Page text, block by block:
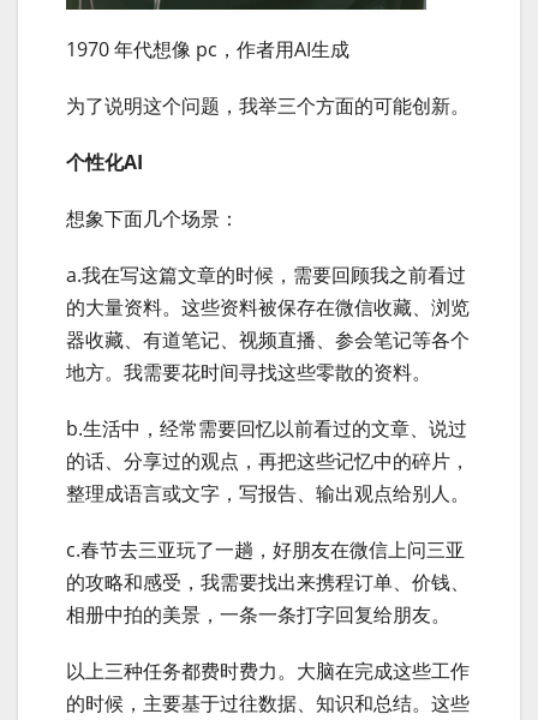
1970 年代想像 pc，作者用AI生成
为了说明这个问题，我举三个方面的可能创新。
个性化AI
想象下面几个场景：
a.我在写这篇文章的时候，需要回顾我之前看过
的大量资料。这些资料被保存在微信收藏、浏览
器收藏、有道笔记、视频直播、参会笔记等各个
地方。我需要花时间寻找这些零散的资料。
b.生活中，经常需要回忆以前看过的文章、说过
的话、分享过的观点，再把这些记忆中的碎片，
整理成语言或文字，写报告、输出观点给别人。
c.春节去三亚玩了一趟，好朋友在微信上问三亚
的攻略和感受，我需要找出来携程订单、价钱、
相册中拍的美景，一条一条打字回复给朋友。
以上三种任务都费时费力。大脑在完成这些工作
的时候，主要基于过往数据、知识和总结。这些